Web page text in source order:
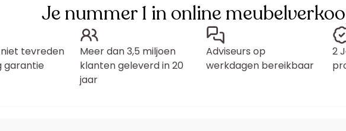
Je nummer 1 in online
tevreden
garantie
Meer dan 3,5 miljoen
klanten geleverd in 20
jaar
Adviseurs op
werkdagen bereikbaar
2